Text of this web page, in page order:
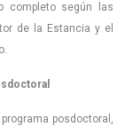
completo según las
de la Estancia y el
posdoctoral,